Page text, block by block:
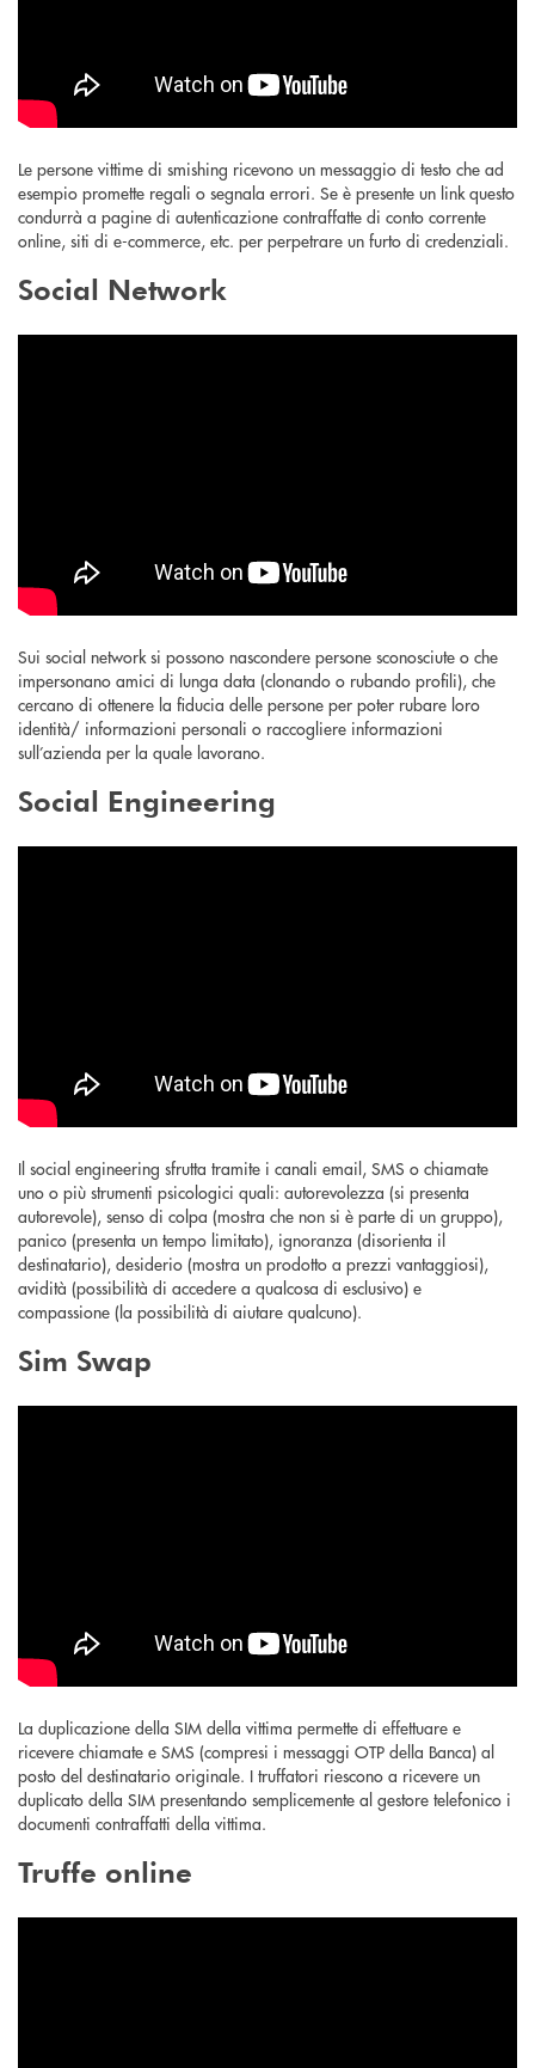
Le persone vittime di smishing ricevono un messaggio di testo che ad
esempio promette regali o segnala errori. Se è presente un link questo
condurrà a pagine di autenticazione contraffatte di conto corrente
online, siti di e-commerce, etc. per perpetrare un furto di credenziali.
Social Network
Sui social network si possono nascondere persone sconosciute o che
impersonano amici di lunga data (clonando o rubando profili), che
cercano di ottenere la fiducia delle persone per poter rubare loro
identità/ informazioni personali o raccogliere informazioni
sull’azienda per la quale lavorano.
Social Engineering
Il social engineering sfrutta tramite i canali email, SMS o chiamate
uno o più strumenti psicologici quali: autorevolezza (si presenta
autorevole), senso di colpa (mostra che non si è parte di un gruppo),
panico (presenta un tempo limitato), ignoranza (disorienta il
destinatario), desiderio (mostra un prodotto a prezzi vantaggiosi),
avidità (possibilità di accedere a qualcosa di esclusivo) e
compassione (la possibilità di aiutare qualcuno).
Sim Swap
La duplicazione della SIM della vittima permette di effettuare e
ricevere chiamate e SMS (compresi i messaggi OTP della Banca) al
posto del destinatario originale. I truffatori riescono a ricevere un
duplicato della SIM presentando semplicemente al gestore telefonico i
documenti contraffatti della vittima.
Truffe online